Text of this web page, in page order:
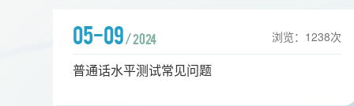
05-09 / 2024 浏览： 1238次
普通话水平测试常见问题